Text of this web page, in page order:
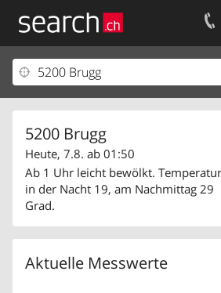
5200 Brugg
Heute, 7.8. ab 01:50
Ab 1 Uhr leicht bewölkt.
in der Nacht 19, am Nachmittag 29
Grad.
Aktuelle Messwerte
Ihr Eintrag
Kundencenter Geschäftskunden